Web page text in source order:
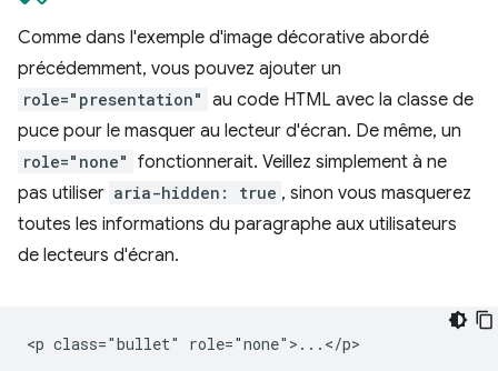
Comme dans l'exemple d'image décorative abordé
précédemment, vous pouvez ajouter un
role="presentation" au code HTML avec la classe de
puce pour le masquer au lecteur d'écran. De même, un
role="none" fonctionnerait. Veillez simplement à ne
pas utiliser aria-hidden: true , sinon vous masquerez
toutes les informations du paragraphe aux utilisateurs
de lecteurs d'écran.